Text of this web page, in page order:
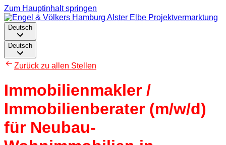
Zum Hauptinhalt springen
Deutsch
Deutsch
Zurück zu allen Stellen
Immobilienmakler /
Immobilienberater (m/w/d)
für Neubau-